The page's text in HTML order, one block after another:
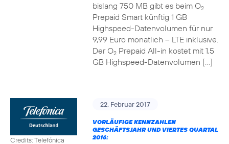
bislang 750 MB gibt es beim O2
Prepaid Smart künftig 1 GB
Highspeed-Datenvolumen für nur
9,99 Euro monatlich – LTE inklusive.
Der O2Prepaid All-in kostet mit 1,5
GB Highspeed-Datenvolumen […]
Credits: Telefónica
22. Februar 2017
VORLÄUFIGE KENNZAHLEN
GESCHÄFTSJAHR UND VIERTES QUARTAL
2016: